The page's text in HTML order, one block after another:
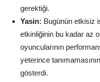
gerektiği.
Yasin: Bugünün etkisiz
etkinliğinin bu kadar az
oyuncularının
yeterince
gösterdi.